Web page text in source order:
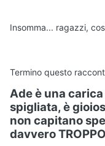
Insomma... ragazzi,
Termino questo
Ade è una
spigliata, è
non capitano
davvero